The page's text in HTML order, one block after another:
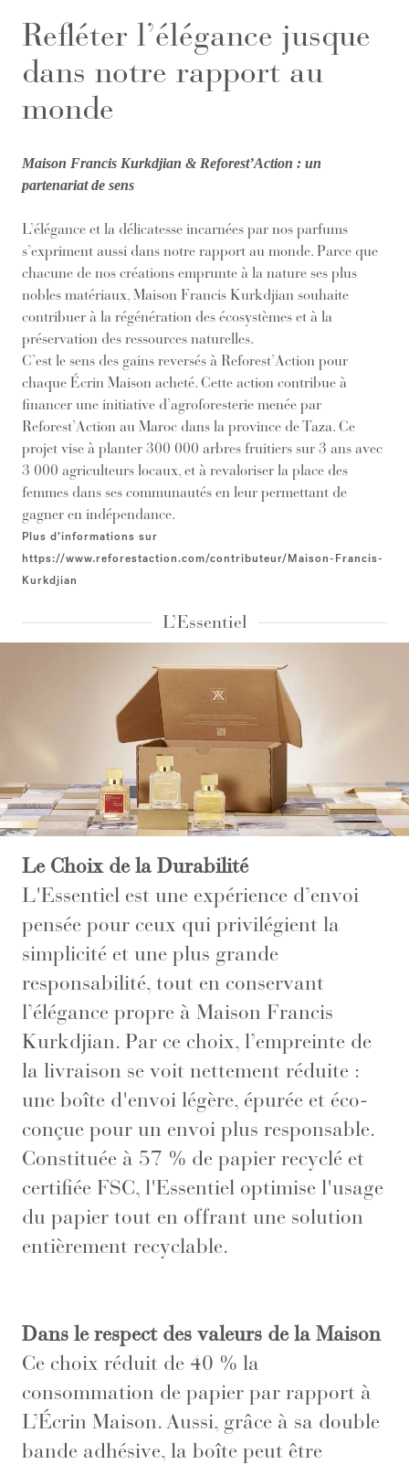
Refléter l’élégance jusque
dans notre rapport au
monde
Maison Francis Kurkdjian & Reforest’Action : un
partenariat de sens
L’élégance et la délicatesse incarnées par nos parfums
s’expriment aussi dans notre rapport au monde. Parce que
chacune de nos créations emprunte à la nature ses plus
nobles matériaux, Maison Francis Kurkdjian souhaite
contribuer à la régénération des écosystèmes et à la
préservation des ressources naturelles.
C’est le sens des gains reversés à Reforest’Action pour
chaque Écrin Maison acheté. Cette action contribue à
financer une initiative d’agroforesterie menée par
Reforest’Action au Maroc dans la province de Taza. Ce
projet vise à planter 300 000 arbres fruitiers sur 3 ans avec
3 000 agriculteurs locaux, et à revaloriser la place des
femmes dans ses communautés en leur permettant de
gagner en indépendance.
Plus d’informations sur
https://www.reforestaction.com/contributeur/Maison-Francis-
Kurkdjian
L’Essentiel
Le Choix de la Durabilité
L'Essentiel est une expérience d’envoi
pensée pour ceux qui privilégient la
simplicité et une plus grande
responsabilité, tout en conservant
l’élégance propre à Maison Francis
Kurkdjian. Par ce choix, l’empreinte de
la livraison se voit nettement réduite :
une boîte d'envoi légère, épurée et éco-
conçue pour un envoi plus responsable.
Constituée à 57 % de papier recyclé et
certifiée FSC, l'Essentiel optimise l'usage
du papier tout en offrant une solution
entièrement recyclable.
Dans le respect des valeurs de la Maison
Ce choix réduit de 40 % la
consommation de papier par rapport à
L’Écrin Maison. Aussi, grâce à sa double
bande adhésive, la boîte peut être